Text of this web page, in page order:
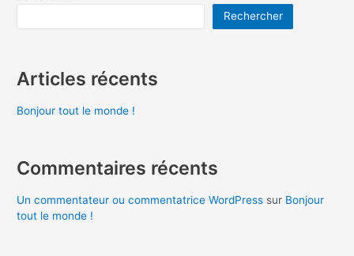
Rechercher
Articles récents
Bonjour tout le monde !
Commentaires récents
Un commentateur ou commentatrice WordPress sur Bonjour
tout le monde !